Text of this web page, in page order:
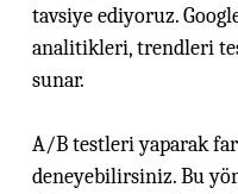
tavsiye ediyoruz.
analitikleri, trendleri
sunar.
A/B testleri yaparak
deneyebilirsiniz. Bu